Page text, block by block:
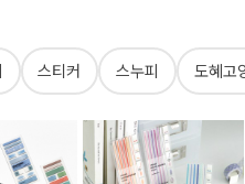
스티커 스누피 도혜고